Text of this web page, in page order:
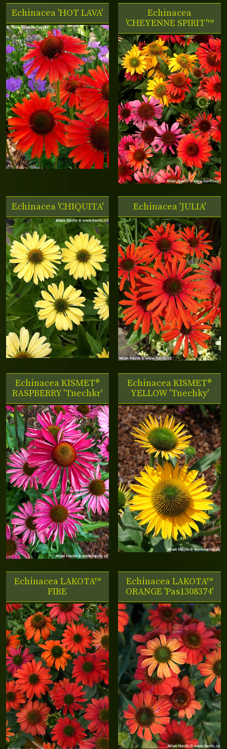
Echinacea 'HOT LAVA'
Echinacea
'CHEYENNE SPIRIT'™
Echinacea 'CHIQUITA' Echinacea 'JULIA'
Echinacea KISMET®
RASPBERRY 'Tnechkr'
Echinacea KISMET®
YELLOW 'Tnechky'
Echinacea LAKOTA™
FIRE
Echinacea LAKOTA™
ORANGE 'Pas1308374'